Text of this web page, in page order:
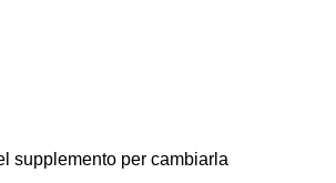
supplemento per cambiarla